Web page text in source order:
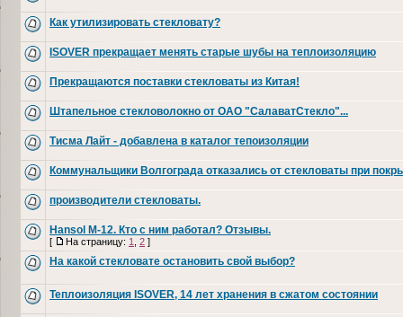
Как утилизировать стекловату?
ISOVER прекращает менять старые шубы на теплоизоляцию
Прекращаются поставки стекловаты из Китая!
Штапельное стекловолокно от ОАО "СалаватСтекло"...
Тисма Лайт - добавлена в каталог тепоизоляции
Коммунальщики Волгограда отказались от стекловаты при
производители стекловаты.
Hansol M-12. Кто с ним работал? Отзывы.
[ На страницу: 1 2 ]
На какой стекловате остановить свой выбор?
Теплоизоляция ISOVER, 14 лет хранения в сжатом состоянии